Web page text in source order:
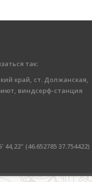
так:
край, ст. Должанская,
виндсерф-станция
44,22" (46.652785 37.754422)